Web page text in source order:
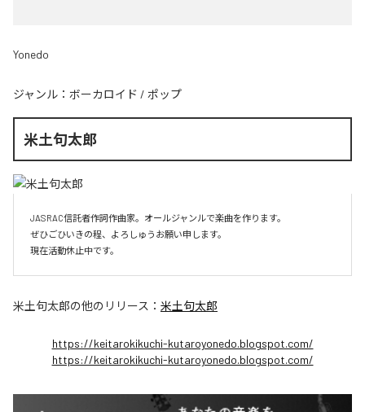
Yonedo
ジャンル： ボーカロイド / ポップ
米土句太郎
JASRAC信託者作詞作曲家。オールジャンルで楽曲を作ります。
ぜひごひいきの程、よろしゅうお願い申します。
現在活動休止中です。
米土句太郎の他のリリース： 米土句太郎
https://keitarokikuchi-kutaroyonedo.blogspot.com/
https://keitarokikuchi-kutaroyonedo.blogspot.com/